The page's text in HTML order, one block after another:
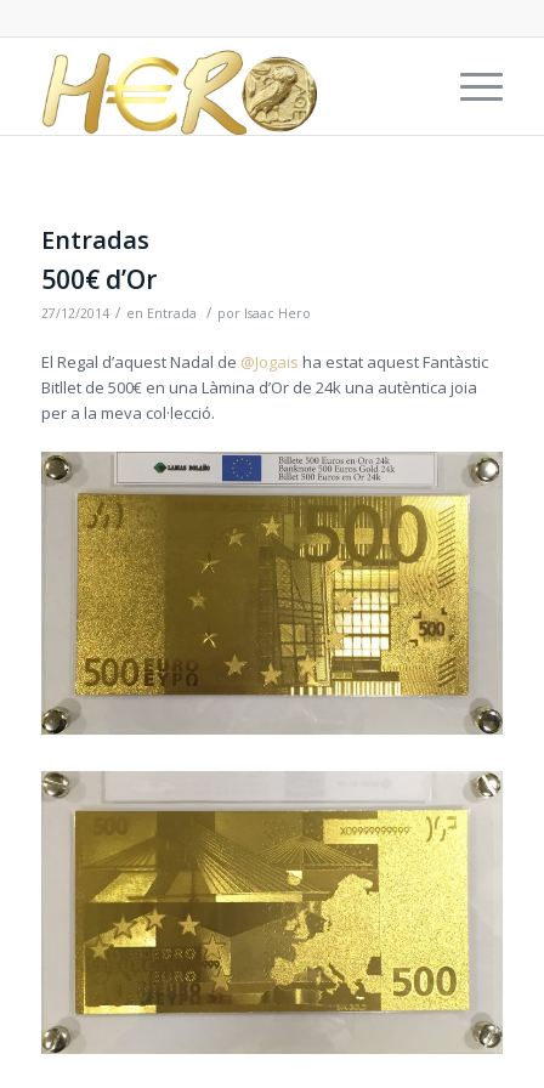
Entradas
500€ d’Or
27/12/2014 / en Entrada / por Isaac Hero
El Regal d’aquest Nadal de @Jogais ha estat aquest Fantàstic
Bitllet de 500€ en una Làmina d’Or de 24k una autèntica joia
per a la meva col·lecció.